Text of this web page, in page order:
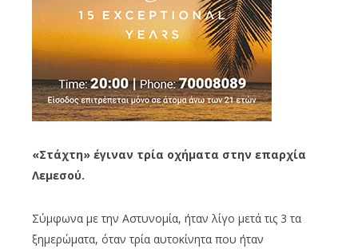
«Στάχτη» έγιναν τρία οχήματα στην επαρχία
Λεμεσού.
Σύμφωνα με την Αστυνομία, ήταν λίγο μετά τις 3 τα
ξημερώματα, όταν τρία αυτοκίνητα που ήταν